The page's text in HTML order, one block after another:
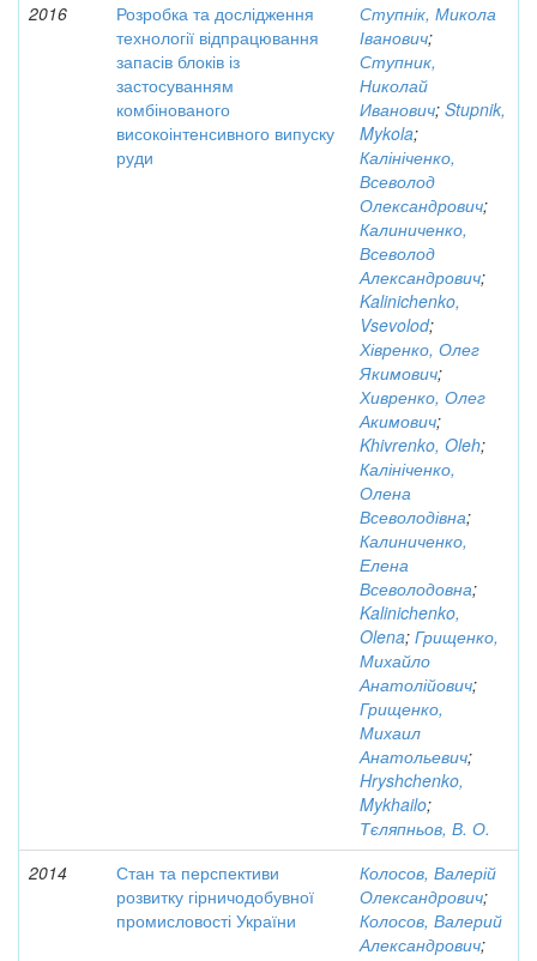
2016
Розробка та дослідження
технології відпрацювання
запасів блоків із
застосуванням
комбінованого
високоінтенсивного випуску
руди
Ступнік, Микола
Іванович;
Ступник,
Николай
Иванович; Stupnik,
Mykola;
Калініченко,
Всеволод
Олександрович;
Калиниченко,
Всеволод
Александрович;
Kalinichenko,
Vsevolod;
Хівренко, Олег
Якимович;
Хивренко, Олег
Акимович;
Khivrenko, Oleh;
Калініченко,
Олена
Всеволодівна;
Калиниченко,
Елена
Всеволодовна;
Kalinichenko,
Olena; Грищенко,
Михайло
Анатолійович;
Грищенко,
Михаил
Анатольевич;
Hryshchenko,
Mykhailo;
Тєляпньов, В. О.
2014
Стан та перспективи
розвитку гірничодобувної
промисловості України
Колосов, Валерій
Олександрович;
Колосов, Валерий
Александрович;